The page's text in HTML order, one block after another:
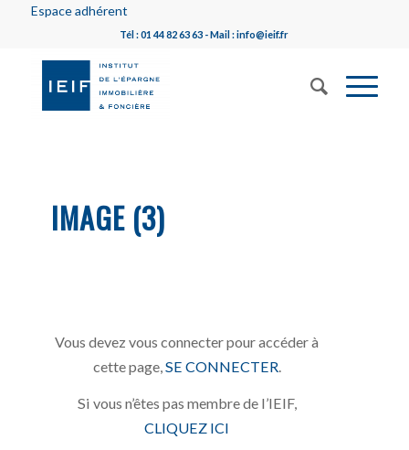
Espace adhérent
Tél : 01 44 82 63 63 - Mail : info@ieif.fr
IMAGE (3)
Vous devez vous connecter pour accéder à
cette page, SE CONNECTER
Si vous n’êtes pas membre de l’IEIF,
CLIQUEZ ICI